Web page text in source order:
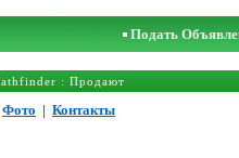
Подать
: Продают
Фото | Контакты